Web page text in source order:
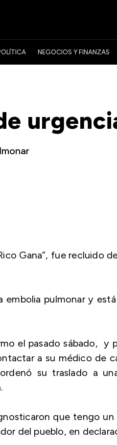
NEGOCIOS Y FINANZAS
Gana”, fue recluido
embolia pulmonar y
el pasado sábado, y
a su médico de
su traslado a
que tengo
del pueblo, en